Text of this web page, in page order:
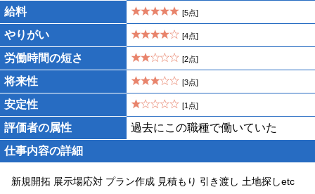
給料 [5点]
やりがい [4点]
労働時間の短さ [2点]
将来性 [3点]
安定性 [1点]
評価者の属性
過去にこの職種で働いていた
仕事内容の詳細
新規開拓 展示場応対 プラン作成 見積もり 引き渡し 土地探しetc